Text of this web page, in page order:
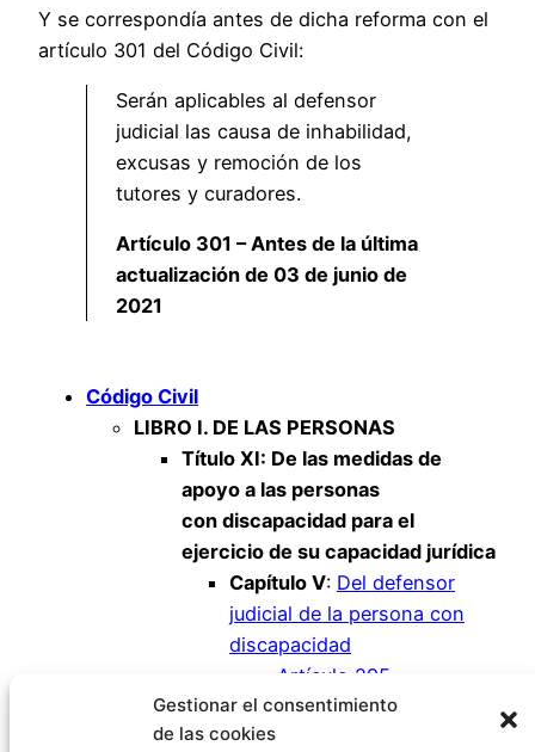
Gestionar el consentimiento
de las cookies
Y se correspondía antes de dicha reforma con el
artículo 301 del Código Civil:
Serán aplicables al defensor
judicial las causa de inhabilidad,
excusas y remoción de los
tutores y curadores.
Artículo 301 – Antes de la última
actualización de 03 de junio de
2021
Código Civil
LIBRO I. DE LAS PERSONAS
Título XI: De las medidas de
apoyo a las personas
con discapacidad para el
ejercicio de su capacidad jurídica
Capítulo V: Del defensor
judicial de la persona con
discapacidad
Artículo 295
Artículo 296